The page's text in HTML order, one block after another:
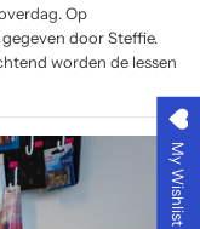
Op
door Steffie.
worden de lessen
My Wishlist